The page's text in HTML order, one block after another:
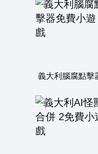
義大利腦腐點擊